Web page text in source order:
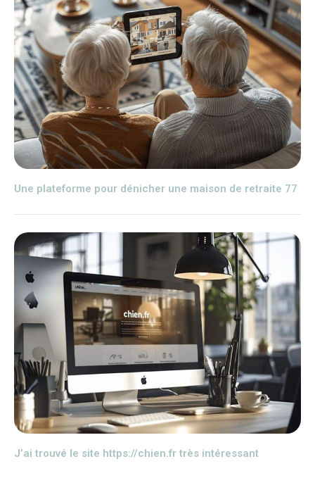
Une plateforme pour dénicher une maison de retraite 77
J’ai trouvé le site https://chien.fr très intéressant